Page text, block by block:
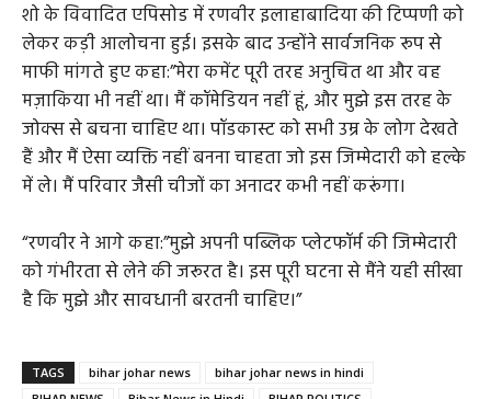
शो के विवादित एपिसोड में रणवीर इलाहाबादिया की टिप्पणी को
लेकर कड़ी आलोचना हुई। इसके बाद उन्होंने सार्वजनिक रूप से
माफी मांगते हुए कहा:”मेरा कमेंट पूरी तरह अनुचित था और वह
मज़ाकिया भी नहीं था। मैं कॉमेडियन नहीं हूं, और मुझे इस तरह के
जोक्स से बचना चाहिए था। पॉडकास्ट को सभी उम्र के लोग देखते
हैं और मैं ऐसा व्यक्ति नहीं बनना चाहता जो इस जिम्मेदारी को हल्के
में ले। मैं परिवार जैसी चीजों का अनादर कभी नहीं करूंगा।
“रणवीर ने आगे कहा:”मुझे अपनी पब्लिक प्लेटफॉर्म की जिम्मेदारी
को गंभीरता से लेने की जरूरत है। इस पूरी घटना से मैंने यही सीखा
है कि मुझे और सावधानी बरतनी चाहिए।”
TAGS bihar johar news
bihar johar news in hindi